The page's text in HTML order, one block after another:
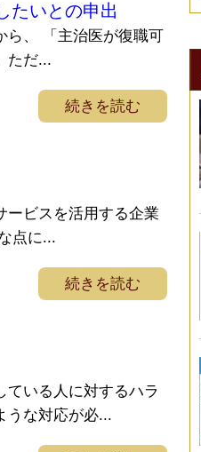
たいとの申出
ら、 「主治医が復職可
ただ...
続きを読む
ービスを活用する企業
点に...
続きを読む
ている人に対するハラ
うな対応が必...